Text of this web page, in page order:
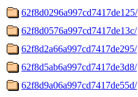
62f8d0296a997cd7417de125/
62f8d0576a997cd7417de13c/
62f8d2a66a997cd7417de295/
62f8d5ab6a997cd7417de3d8/
62f8d9a06a997cd7417de55d/